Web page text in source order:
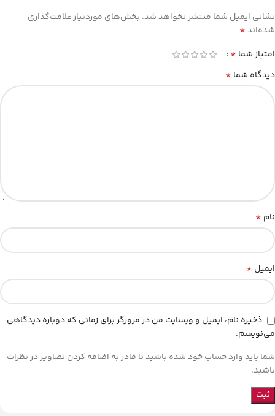
نشانی ایمیل شما منتشر نخواهد شد. بخش‌های موردنیاز علامت‌گذاری
شده‌اند*
امتیاز شما *
دیدگاه شما *
نام *
ایمیل *
ذخیره نام، ایمیل و وبسایت من در مرورگر برای زمانی که دوباره دیدگاهی
می‌نویسم.
شما باید وارد حساب خود شده باشید تا قادر به اضافه کردن تصاویر در نظرات
باشید.